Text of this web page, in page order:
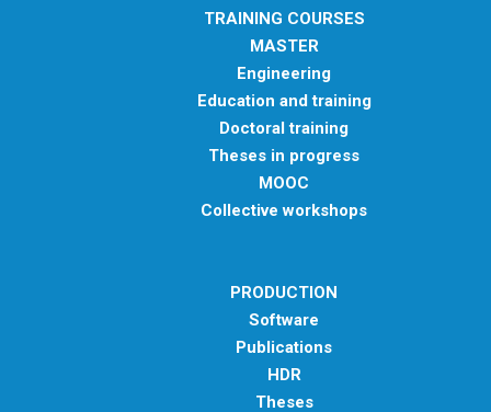
TRAINING COURSES
MASTER
Engineering
Education and training
Doctoral training
Theses in progress
MOOC
Collective workshops
PRODUCTION
Software
Publications
HDR
Theses